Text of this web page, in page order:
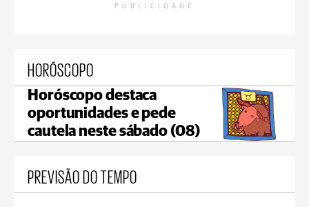
PUBLICIDADE
HORÓSCOPO
Horóscopo destaca
oportunidades e pede
cautela neste sábado (08)
PREVISÃO DO TEMPO